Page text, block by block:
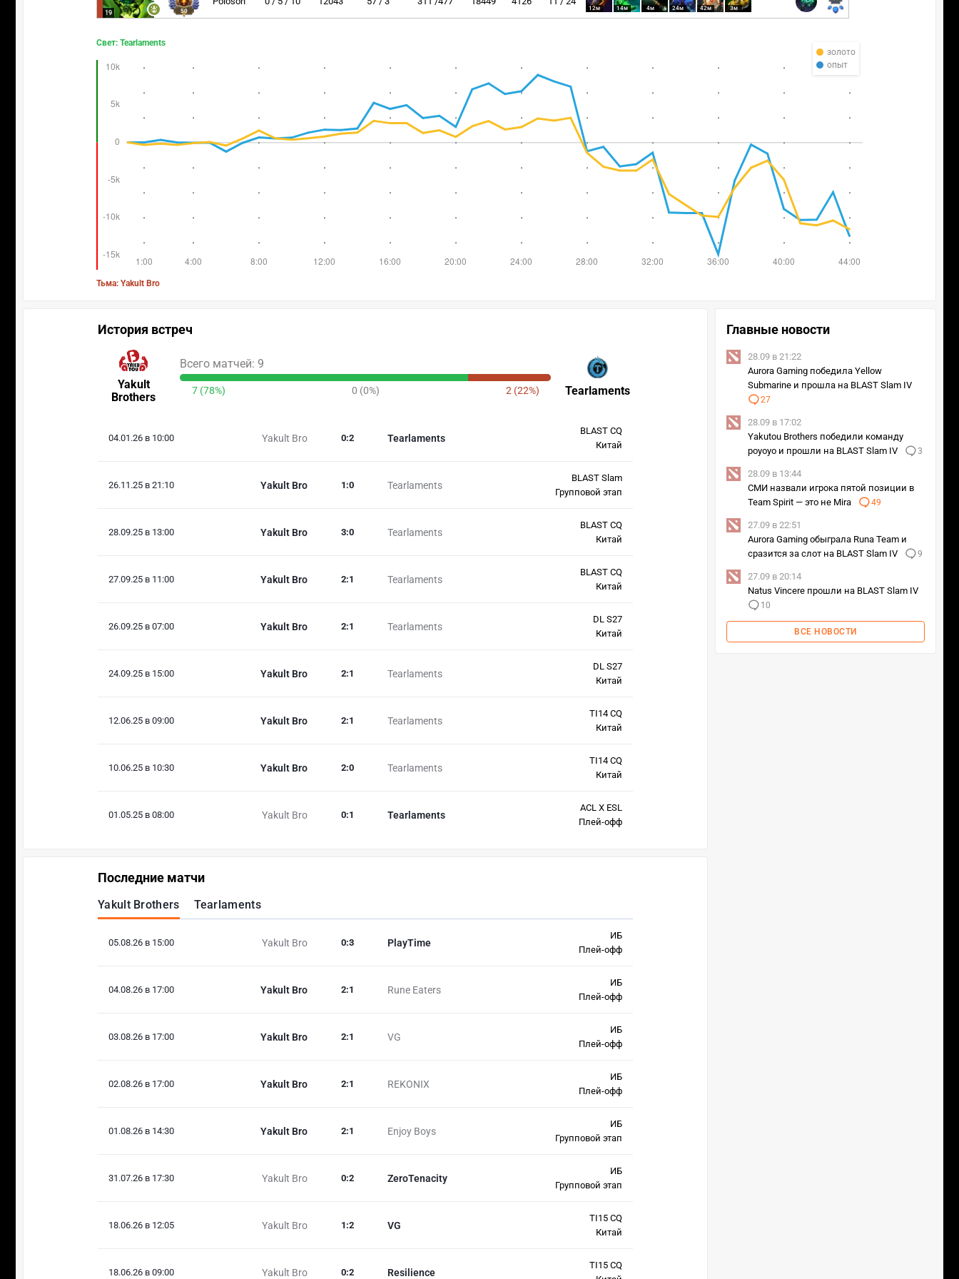
19 50 12м 14м 4м 24м 42м 3м
золото
опыт
Свет: Tearlaments
Тьма: Yakult Bro
История встреч
Yakult
Brothers
Tearlaments
Всего матчей: 9
7 (78%) 0 (0%) 2 (22%)
04.01.26 в 10:00 Yakult Bro Tearlaments
0:2
BLAST CQ
Китай
26.11.25 в 21:10 Yakult Bro Tearlaments
1 :0
BLAST Slam
Групповой этап
28.09.25 в 13:00 Yakult Bro Tearlaments
3:0
BLAST CQ
Китай
27.09.25 в 11:00 Yakult Bro Tearlaments
2:1
BLAST CQ
Китай
26.09.25 в 07:00 Yakult Bro Tearlaments
2:1
DL S27
Китай
24.09.25 в 15:00 Yakult Bro Tearlaments
2:1
DL S27
Китай
12.06.25 в 09:00 Yakult Bro Tearlaments
2:1
TI14 CQ
Китай
10.06.25 в 10:30 Yakult Bro Tearlaments
2:0
TI14 CQ
Китай
01.05.25 в 08:00 Yakult Bro Tearlaments
0:1
ACL X ESL
Плей-офф
Последние матчи
Yakult Brothers Tearlaments
05.08.26 в 15:00 Yakult Bro PlayTime
0:3
ИБ
Плей-офф
04.08.26 в 17:00 Yakult Bro Rune Eaters
2:1
ИБ
Плей-офф
03.08.26 в 17:00 Yakult Bro VG
2:1
ИБ
Плей-офф
02.08.26 в 17:00 Yakult Bro REKONIX
2:1
ИБ
Плей-офф
01.08.26 в 14:30 Yakult Bro Enjoy Boys
2:1
ИБ
Групповой этап
31.07.26 в 17:30 Yakult Bro ZeroTenacity
0:2
ИБ
Групповой этап
18.06.26 в 12:05 Yakult Bro VG
1 :2
TI15 CQ
Китай
18.06.26 в 09:00 Yakult Bro Resilience
0:2
TI15 CQ
Главные новости
28.09 в 21:22
Aurora Gaming победила Yellow
Submarine и прошла на BLAST Slam IV
27
28.09 в 17:02
Yakutou Brothers победили команду
poyoyo и прошли на BLAST Slam IV
3
28.09 в 13:44
СМИ назвали игрока пятой позиции в
Team Spirit — это не Mira
49
27.09 в 22:51
Aurora Gaming обыграла Runa Team и
сразится за слот на BLAST Slam IV
9
27.09 в 20:14
Natus Vincere прошли на BLAST Slam IV
10
ВСЕ НОВОСТИ